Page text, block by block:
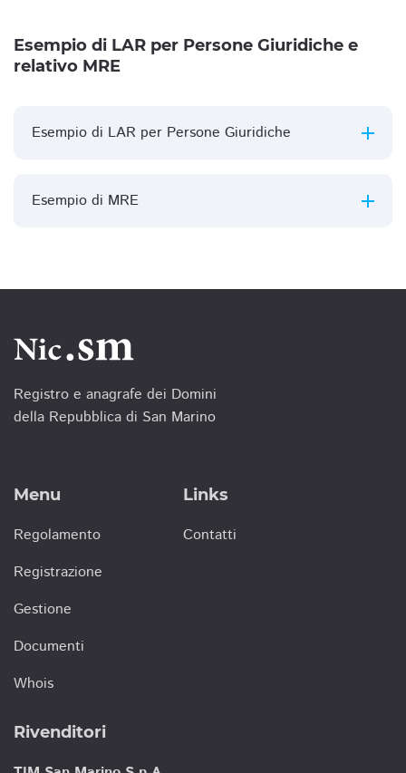
Esempio di LAR per Persone Giuridiche e
relativo MRE
Esempio di LAR per Persone Giuridiche
Esempio di MRE
Registro e anagrafe dei Domini
della Repubblica di San Marino
Menu
Regolamento
Registrazione
Gestione
Documenti
Whois
Links
Contatti
Rivenditori